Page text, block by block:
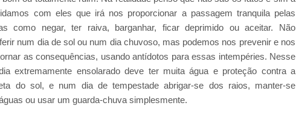
com eles que irá nos proporcionar a passagem tranquila pelas
como negar, ter raiva, barganhar, ficar deprimido ou aceitar. Não
num dia de sol ou num dia chuvoso, mas podemos nos prevenir e nos
as consequências, usando antídotos para essas intempéries. Nesse
extremamente ensolarado deve ter muita água e proteção contra a
do sol, e num dia de tempestade abrigar-se dos raios, manter-se
ou usar um guarda-chuva simplesmente.